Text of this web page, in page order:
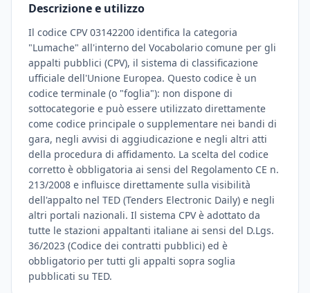
Descrizione e utilizzo
Il codice CPV 03142200 identifica la categoria
"Lumache" all'interno del Vocabolario comune per gli
appalti pubblici (CPV), il sistema di classificazione
ufficiale dell'Unione Europea. Questo codice è un
codice terminale (o "foglia"): non dispone di
sottocategorie e può essere utilizzato direttamente
come codice principale o supplementare nei bandi di
gara, negli avvisi di aggiudicazione e negli altri atti
della procedura di affidamento. La scelta del codice
corretto è obbligatoria ai sensi del Regolamento CE n.
213/2008 e influisce direttamente sulla visibilità
dell'appalto nel TED (Tenders Electronic Daily) e negli
altri portali nazionali. Il sistema CPV è adottato da
tutte le stazioni appaltanti italiane ai sensi del D.Lgs.
36/2023 (Codice dei contratti pubblici) ed è
obbligatorio per tutti gli appalti sopra soglia
pubblicati su TED.